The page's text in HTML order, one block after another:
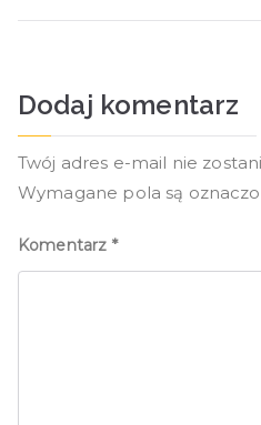
Dodaj komentarz
Twój adres e-mail nie
Wymagane pola są
Komentarz *